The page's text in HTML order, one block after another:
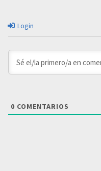
Login
0 COMENTARIOS